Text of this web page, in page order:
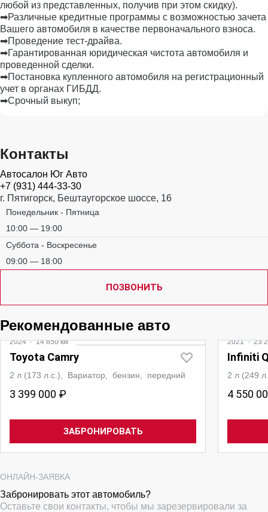
любой из представленных, получив при этом скидку).
➡Различные кредитные программы с возможностью зачета
Вашего автомобиля в качестве первоначального взноса.
➡Проведение тест-драйва.
➡Гарантированная юридическая чистота автомобиля и
проведенной сделки.
➡Постановка купленного автомобиля на регистрационный
учет в органах ГИБДД.
➡Срочный выкуп;
Контакты
Автосалон Юг Авто
+7 (931) 444-33-30
г. Пятигорск, Бештаугорское шоссе, 16
Понедельник - Пятница
10:00 — 19:00
Суббота - Воскресенье
09:00 — 18:00
ПОЗВОНИТЬ
Рекомендованные авто
2024·14 850 км
Toyota Camry
2 л (173 л.с.), Вариатор, бензин, передний
3 399 000 ₽
ЗАБРОНИРОВАТЬ
2021·23
Infiniti
2 л (249
4 550
ОНЛАЙН-ЗАЯВКА
Забронировать этот автомобиль?
Оставьте свои контакты, чтобы мы зарезервировали за